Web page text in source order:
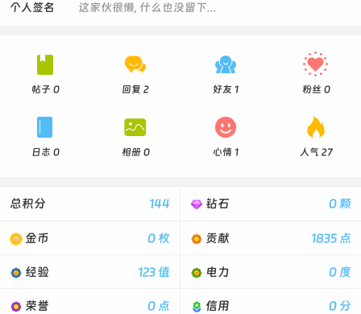
这家伙很懒, 什么也没留下...
个人签名

帖子 0

回复 2

好友 1

粉丝 0

日志 0

相册 0

心情 1

人气 27
144
总积分 0 颗
钻石
0 枚
金币 1835 点
贡献
123 值
经验 0 度
电力
0 点
荣誉 0 分
信用